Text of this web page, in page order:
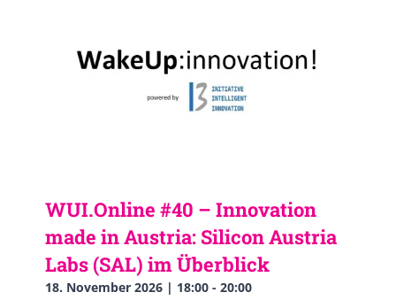
WUI.Online #40 – Innovation
made in Austria: Silicon Austria
Labs (SAL) im Überblick
18. November 2026 | 18:00 - 20:00